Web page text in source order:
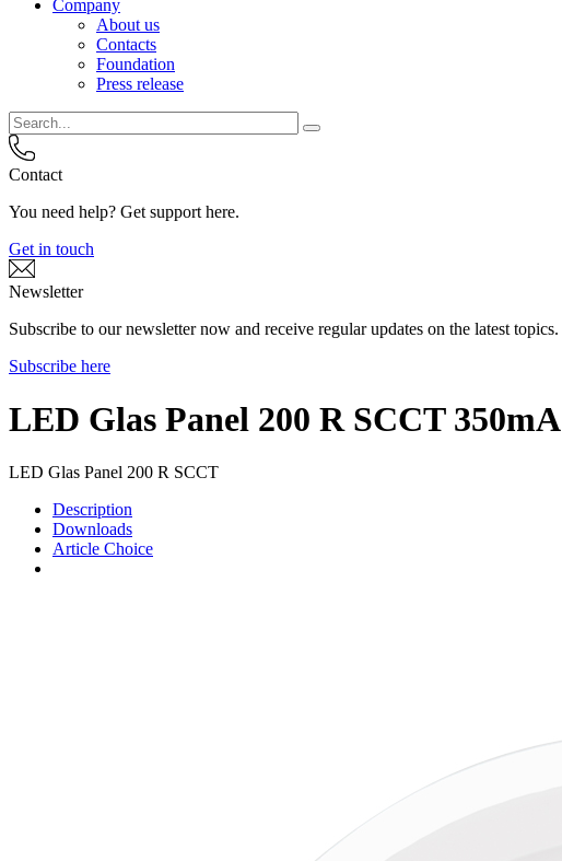
Company
About us
Contacts
Foundation
Press release
Contact
You need help? Get support here.
Get in touch
Newsletter
Subscribe to our newsletter now and receive regular updates on the latest topics.
Subscribe here
LED Glas Panel 200 R SCCT 350mA
LED Glas Panel 200 R SCCT
Description
Downloads
Article Choice